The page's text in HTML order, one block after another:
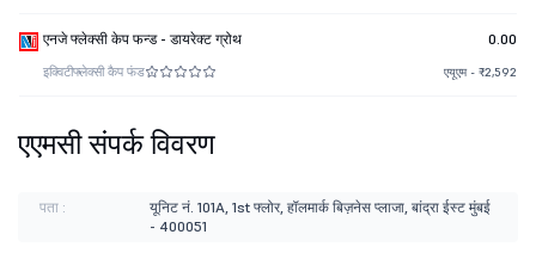
एनजे फ्लेक्सी केप फन्ड - डायरेक्ट ग्रोथ 0.00
इक्विटीफ्लेक्सी कैप फंड एयूएम - ₹2,592
एएमसी संपर्क विवरण
पता :
यूनिट नं. 101A, 1st फ्लोर, हॉलमार्क बिज़नेस प्लाजा, बांद्रा ईस्ट मुंबई
- 400051